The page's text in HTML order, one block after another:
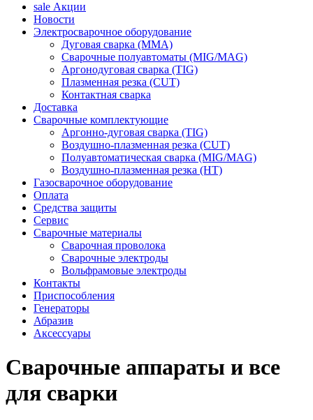
sale Акции
Новости
Электросварочное оборудование
Дуговая сварка (MMA)
Сварочные полуавтоматы (MIG/MAG)
Аргонодуговая сварка (TIG)
Плазменная резка (CUT)
Контактная сварка
Доставка
Сварочные комплектующие
Аргонно-дуговая сварка (TIG)
Воздушно-плазменная резка (CUT)
Полуавтоматическая сварка (MIG/MAG)
Воздушно-плазменная резка (HT)
Газосварочное оборудование
Оплата
Средства защиты
Сервис
Сварочные материалы
Сварочная проволока
Сварочные электроды
Вольфрамовые электроды
Контакты
Приспособления
Генераторы
Абразив
Аксессуары
Сварочные аппараты и все
для сварки